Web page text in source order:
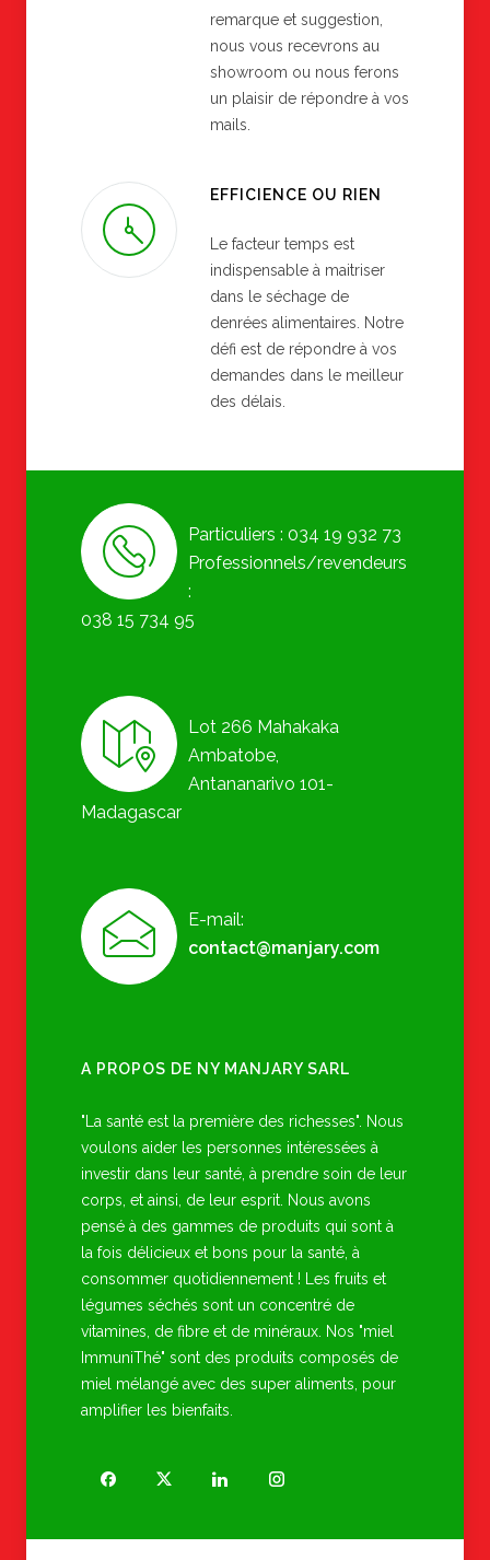
remarque et suggestion,
nous vous recevrons au
showroom ou nous ferons
un plaisir de répondre à vos
mails.
EFFICIENCE OU RIEN
Le facteur temps est
indispensable à maitriser
dans le séchage de
denrées alimentaires. Notre
défi est de répondre à vos
demandes dans le meilleur
des délais.
Particuliers : 034 19 932 73
Professionnels/revendeurs
:
038 15 734 95
Lot 266 Mahakaka
Ambatobe,
Antananarivo 101-
Madagascar
E-mail:
contact@manjary.com
A PROPOS DE NY MANJARY SARL
"La santé est la première des richesses". Nous
voulons aider les personnes intéressées à
investir dans leur santé, à prendre soin de leur
corps, et ainsi, de leur esprit. Nous avons
pensé à des gammes de produits qui sont à
la fois délicieux et bons pour la santé, à
consommer quotidiennement ! Les fruits et
légumes séchés sont un concentré de
vitamines, de fibre et de minéraux. Nos "miel
ImmuniThé" sont des produits composés de
miel mélangé avec des super aliments, pour
amplifier les bienfaits.